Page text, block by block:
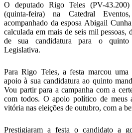
O deputado Rigo Teles (PV-
(quinta-feira) na Catedral
acompanhado da esposa Abigail
calculada em mais de seis mil pessoas,
de sua candidatura para o quinto
Legislativa.
Para Rigo Teles, a festa marcou uma
apoio à sua candidatura ao quinto
Vou partir para a campanha com a
com todos. O apoio político de meus
vitória nas eleições de outubro, com a
Prestigiaram a festa o candidato a